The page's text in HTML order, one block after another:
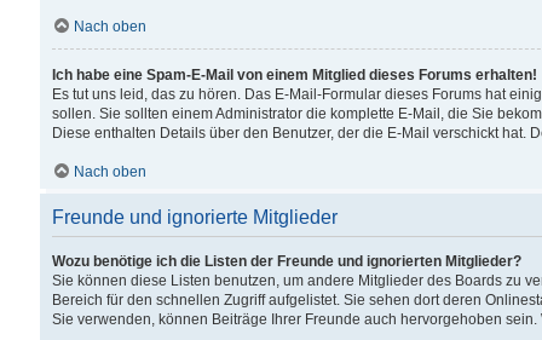
Nach oben
Ich habe eine Spam-E-Mail von einem Mitglied dieses Forums erhalten!
Es tut uns leid, das zu hören. Das E-Mail-Formular dieses Forums hat
sollen. Sie sollten einem Administrator die komplette E-Mail, die Sie
Diese enthalten Details über den Benutzer, der die E-Mail verschickt hat.
Nach oben
Freunde und ignorierte Mitglieder
Wozu benötige ich die Listen der Freunde und ignorierten Mitglieder?
Sie können diese Listen benutzen, um andere Mitglieder des Boards zu
Bereich für den schnellen Zugriff aufgelistet. Sie sehen dort deren
Sie verwenden, können Beiträge Ihrer Freunde auch hervorgehoben